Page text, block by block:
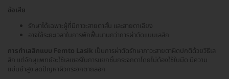
ข้อเสีย
รักษาได้เฉพาะผู้ที่มีภาวะสายตาสั้น และสายตาเอียง
อาจใช้ระยะเวลาในการพักฟื้นนานกว่าการผ่าตัดแบบเลสิก
การทำเลสิกแบบ Femto Lasik เป็นการผ่าตัดรักษาภาวะสายตาผิดปกติด้วยวิธีเล
สิก แต่จักษุแพทย์จะใช้เลเซอร์ในการแยกชั้นกระจกตาโดยไม่ต้องใช้ใบมีด มีความ
แม่นยำสูง ลดปัญหาผิวกระจกตาถลอก